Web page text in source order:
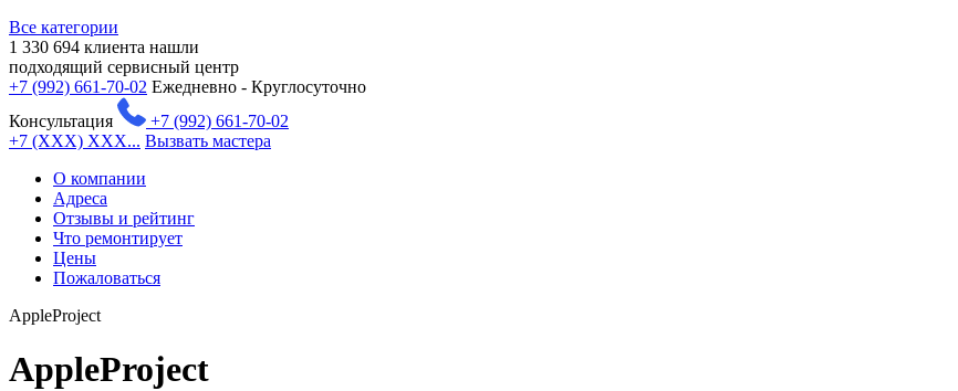
Все категории
1 330 694 клиента нашли
подходящий сервисный центр
+7 (992) 661-70-02 Ежедневно - Круглосуточно
Консультация
+7 (992) 661-70-02
+7 (XXX) XXX... Вызвать мастера
О компании
Адреса
Отзывы и рейтинг
Что ремонтирует
Цены
Пожаловаться
AppleProject
AppleProject